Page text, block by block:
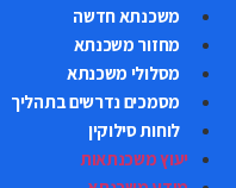
משכנתא חדשה
מחזור משכנתא
מסלולי משכנתא
מסמכים נדרשים בתהליך
לוחות סילוקין
יעוץ משכנתאות